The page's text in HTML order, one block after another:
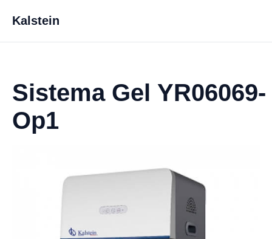
Kalstein
Sistema Gel YR06069-
Op1